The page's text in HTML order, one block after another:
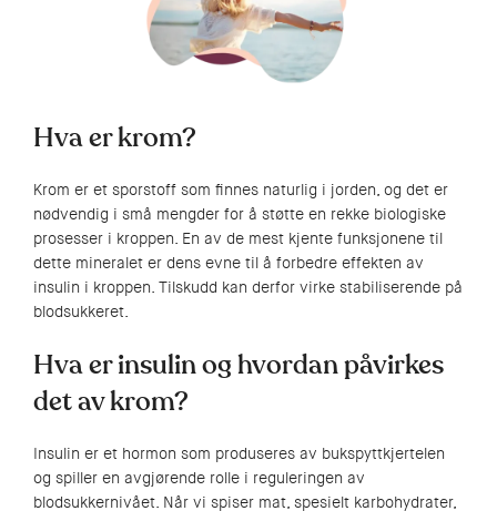
Hva er krom?
Krom er et sporstoff som finnes naturlig i jorden, og det er
nødvendig i små mengder for å støtte en rekke biologiske
prosesser i kroppen. En av de mest kjente funksjonene til
dette mineralet er dens evne til å forbedre effekten av
insulin i kroppen. Tilskudd kan derfor virke stabiliserende på
blodsukkeret.
Hva er insulin og hvordan påvirkes
det av krom?
Insulin er et hormon som produseres av bukspyttkjertelen
og spiller en avgjørende rolle i reguleringen av
blodsukkernivået. Når vi spiser mat, spesielt karbohydrater,